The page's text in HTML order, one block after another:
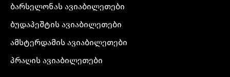
ბარსელონას ავიაბილეთები
ბუდაპეშტის ავიაბილეთები
ამსტერდამის ავიაბილეთები
პრაღის ავიაბილეთები